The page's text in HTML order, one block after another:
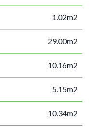
1.02m2
29.00m2
10.16m2
5.15m2
10.34m2